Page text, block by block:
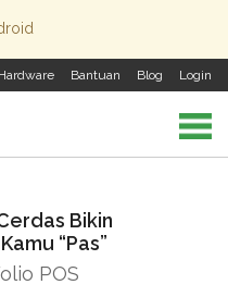
Login
Blog
Bantuan
Bikin
“Pas”
POS